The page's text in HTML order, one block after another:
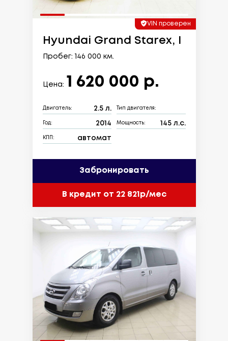
VIN проверен
Hyundai Grand Starex, I
Пробег: 146 000 км.
Цена: 1 620 000 р.
Двигатель: 2.5 л. Тип двигателя:
Год: 2014 Мощность: 145 л.с.
КПП: автомат
Забронировать
В кредит от 22 821р/мес